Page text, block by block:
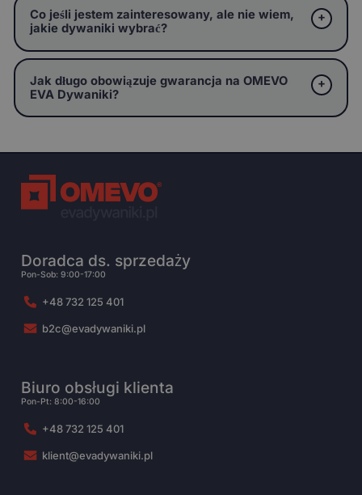
Co jeśli jestem zainteresowany, ale nie wiem,
jakie dywaniki wybrać?
Jak długo obowiązuje gwarancja na OMEVO
EVA Dywaniki?
Doradca ds. sprzedaży
Pon-Sob: 9:00-17:00
+48 732 125 401
b2c@evadywaniki.pl
Biuro obsługi klienta
Pon-Pt: 8:00-16:00
+48 732 125 401
klient@evadywaniki.pl